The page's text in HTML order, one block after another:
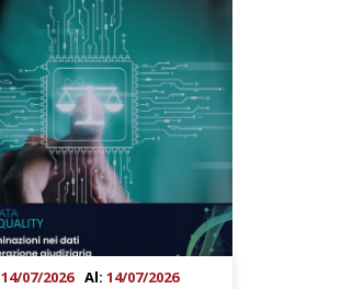
14/07/2026 Al: 14/07/2026